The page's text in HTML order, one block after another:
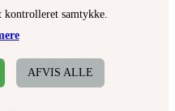
samtykke.
AFVIS ALLE